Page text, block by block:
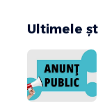
Ultimele